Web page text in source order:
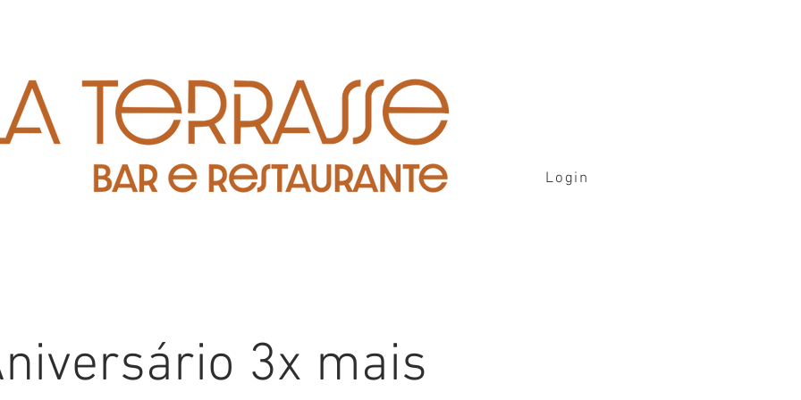
Login
3x mais